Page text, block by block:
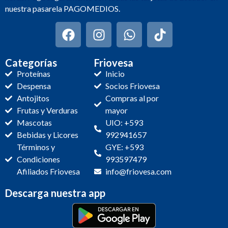
nuestra pasarela PAGOMEDIOS.
Categorías
Proteínas
Despensa
Antojitos
Frutas y Verduras
Mascotas
Bebidas y Licores
Términos y
Condiciones
Afiliados Friovesa
Friovesa
Inicio
Socios Friovesa
Compras al por
mayor
UIO: +593
992941657
GYE: +593
993597479
info@friovesa.com
Descarga nuestra app